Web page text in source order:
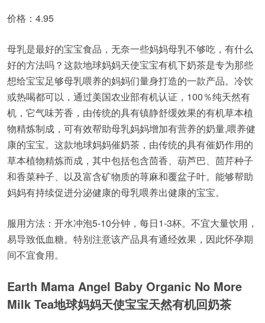
价格：4.95
母乳是最好的宝宝食品，无奈一些妈妈母乳不够吃，有什么
好的方法吗？这款地球妈妈天使宝宝有机下奶茶是专为那些
想给宝宝足够母乳喂养的妈妈们量身打造的一款产品。冷饮
或热喝都可以，通过美国农业部有机认证，100％纯天然有
机，它气味芳香，由传统的具有镇静舒缓效果的有机草本植
物精炼制成，可有效帮助母乳妈妈增加有营养的奶量,喂养健
康的宝宝。这款地球妈妈催奶茶，由传统的具有催奶作用的
草本植物精炼而成，其中包括包含茴香、葫芦巴、茴芹种子
和香菜种子、以及富含矿物质的荨麻和覆盆子叶。能够帮助
妈妈有持续促进分泌健康的母乳喂养出健康的宝宝。
服用方法：开水冲泡5-10分钟，每日1-3杯。不宜大量饮用，
易导致低血糖。特别注意该产品具有通经效果，因此怀孕期
间不宜食用。
Earth Mama Angel Baby Organic No More
Milk Tea地球妈妈天使宝宝天然有机回奶茶